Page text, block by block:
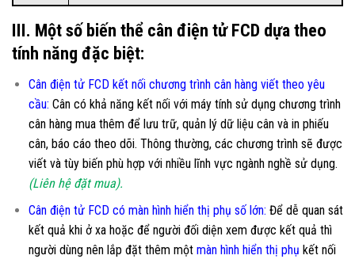
III. Một số biến thể cân điện tử FCD dựa theo
tính năng đặc biệt:
Cân điện tử FCD kết nối chương trình cân hàng viết theo yêu
cầu: Cân có khả năng kết nối với máy tính sử dụng chương trình
cân hàng mua thêm để lưu trữ, quản lý dữ liệu cân và in phiếu
cân, báo cáo theo dõi. Thông thường, các chương trình sẽ được
viết và tùy biến phù hợp với nhiều lĩnh vực ngành nghề sử dụng.
(Liên hệ đặt mua).
Cân điện tử FCD có màn hình hiển thị phụ số lớn: Để dễ quan sát
kết quả khi ở xa hoặc để người đối diện xem được kết quả thì
người dùng nên lắp đặt thêm một màn hình hiển thị phụ kết nối